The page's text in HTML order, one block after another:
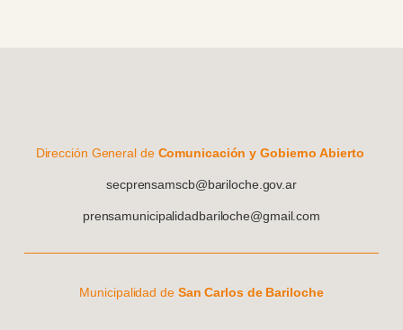
Dirección General de Comunicación y Gobierno Abierto
secprensamscb@bariloche.gov.ar
prensamunicipalidadbariloche@gmail.com
Municipalidad deSan Carlos de Bariloche